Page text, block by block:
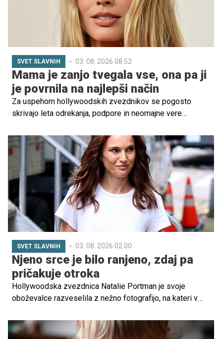
SVET SLAVNIH 03. 08. 2026 08.52
Mama je zanjo tvegala vse, ona pa ji
je povrnila na najlepši način
Za uspehom hollywoodskih zvezdnikov se pogosto
skrivajo leta odrekanja, podpore in neomajne vere
igralke Margot Robbie, ki je večkrat javno spregovorila o
tem, kako je njena mama Sarie Kessler naredila vse, da bi
ji pomagala uresničiti sanje o igralski karieri.
SVET SLAVNIH 03. 08. 2026 02.00
Njeno srce je bilo ranjeno, zdaj pa
pričakuje otroka
Hollywoodska zvezdnica Natalie Portman je svoje
oboževalce razveselila z nežno fotografijo, na kateri v
trebušček in ga nežno objema. Ob fotografiji je zapisala,
da odšteva dneve do prihoda svojega otroka